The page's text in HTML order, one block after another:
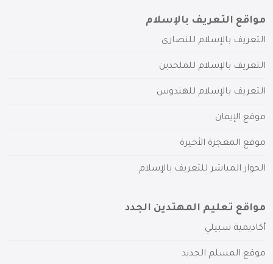
مواقع التعريف بالإسلام
التعريف بالإسلام للنصارى
التعريف بالإسلام للملحدين
التعريف بالإسلام للهندوس
موقع الإيمان
موقع المعجزة الأخيرة
الحوار المباشر للتعريف بالإسلام
مواقع تعليم المهتدين الجدد
أكاديمية سبيلي
موقع المسلم الجديد